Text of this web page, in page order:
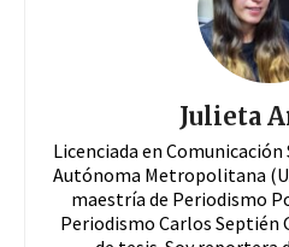
Julieta
Licenciada en
Autónoma Metropolitana
maestría de Periodismo
Periodismo Carlos Septién